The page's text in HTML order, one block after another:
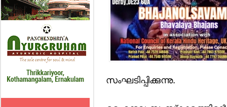
സംഘടിപ്പിക്കുന്നു.